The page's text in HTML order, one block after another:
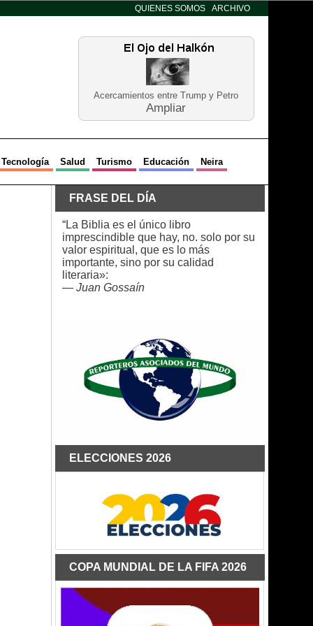
QUIENES SOMOS ARCHIVO
Acercamientos entre Trump y Petro
Ampliar
Tecnología Salud Turismo Educación Neira
FRASE DEL DÍA
“La Biblia es el único libro
imprescindible que hay, no. solo por su
valor espiritual, que es lo más
importante, sino por su calidad
literaria»:
— Juan Gossaín
ELECCIONES 2026
COPA MUNDIAL DE LA FIFA 2026